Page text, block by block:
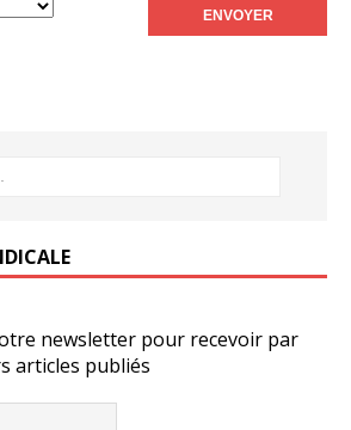
newsletter pour recevoir par
articles publiés